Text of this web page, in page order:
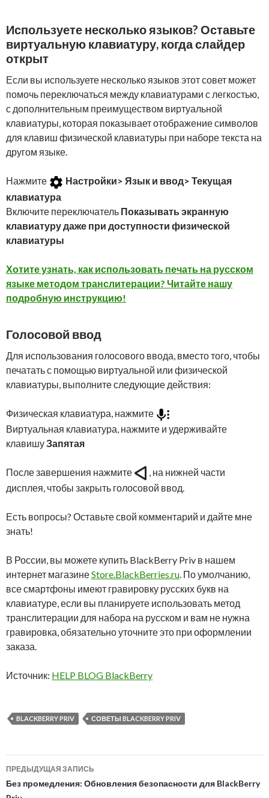
Используете несколько языков? Оставьте
виртуальную клавиатуру, когда слайдер
открыт
Если вы используете несколько языков этот совет может
помочь переключаться между клавиатурами с легкостью,
с дополнительным преимуществом виртуальной
клавиатуры, которая показывает отображение символов
для клавиш физической клавиатуры при наборе текста на
другом языке.
Нажмите Настройки> Язык и ввод> Текущая
клавиатура
Включите переключатель Показывать экранную
клавиатуру даже при доступности физической
клавиатуры
Хотите узнать, как использовать печать на русском
языке методом транслитерации? Читайте нашу
подробную инструкцию!
Голосовой ввод
Для использования голосового ввода, вместо того, чтобы
печатать с помощью виртуальной или физической
клавиатуры, выполните следующие действия:
Физическая клавиатура, нажмите
Виртуальная клавиатура, нажмите и удерживайте
клавишуЗапятая
После завершения нажмите
, на нижней части
дисплея, чтобы закрыть голосовой ввод.
Есть вопросы? Оставьте свой комментарий и дайте мне
знать!
В России, вы можете купить BlackBerry Priv в нашем
интернет магазинеStore.BlackBerries.ru. По умолчанию,
все смартфоны имеют гравировку русских букв на
клавиатуре, если вы планируете использовать метод
транслитерации для набора на русском и вам не нужна
гравировка, обязательно уточните это при оформлении
заказа.
Источник: HELP BLOG BlackBerry
BLACKBERRY PRIV СОВЕТЫ BLACKBERRY PRIV
Навигация
по
ПРЕДЫДУЩАЯ ЗАПИСЬ
Без промедления: Обновления безопасности для BlackBerry